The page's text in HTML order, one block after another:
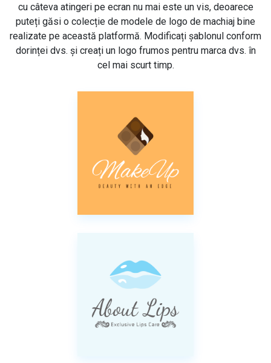
cu câteva atingeri pe ecran nu mai este un vis, deoarece
puteți găsi o colecție de modele de logo de machiaj bine
realizate pe această platformă. Modificați șablonul conform
dorinței dvs. și creați un logo frumos pentru marca dvs. în
cel mai scurt timp.